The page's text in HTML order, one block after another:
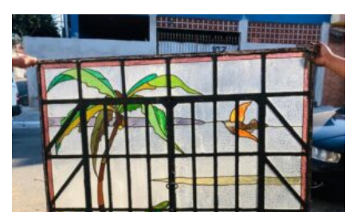
Add
ao
Favoritos